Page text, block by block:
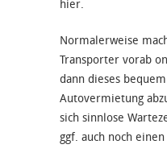
hier.
Normalerweise
Transporter vorab
dann dieses
Autovermietung
sich sinnlose
ggf. auch noch einen